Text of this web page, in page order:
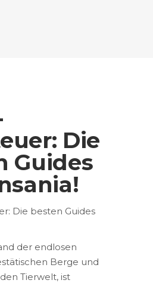
Die
Guides
Die besten Guides
der endlosen
Berge und
Tierwelt, ist